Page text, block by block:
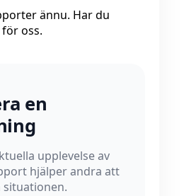
ännu. Har du
oss.
en
upplevelse av
hjälper andra att